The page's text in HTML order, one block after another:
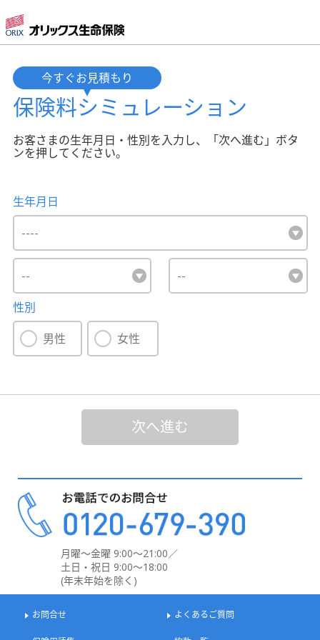
今すぐお見積もり
保険料シミュレーション
お客さまの生年月日・性別を入力し、「次へ進む」ボタ
ンを押してください。
生年月日
性別
男性
女性
次へ進む
月曜～金曜 9:00～21:00／
土日・祝日 9:00～18:00
(年末年始を除く)
お問合せ よくあるご質問